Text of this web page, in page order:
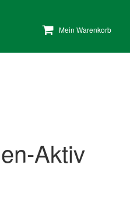
Mein Warenkorb
Aktiv